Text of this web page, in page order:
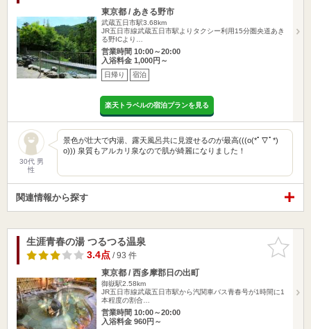
東京都 / あきる野市
武蔵五日市駅3.68km
JR五日市線武蔵五日市駅よりタクシー利用15分圏央道あき
る野ICより…
営業時間 10:00～20:00
入浴料金 1,000円～
日帰り 宿泊
楽天トラベルの宿泊プランを見る
30代 男
性
景色が壮大で内湯、露天風呂共に見渡せるのが最高(((o(*ﾟ▽ﾟ*)
o))) 泉質もアルカリ泉なので肌が綺麗になりました！
関連情報から探す
お気に入
りに追加
生涯青春の湯 つるつる温泉
3.4点/ 93 件
東京都 / 西多摩郡日の出町
御嶽駅2.58km
JR五日市線武蔵五日市駅から汽関車バス青春号が1時間に1
本程度の割合…
営業時間 10:00～20:00
入浴料金 960円～